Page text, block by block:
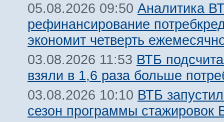
05.08.2026 09:50 Аналитика
рефинансирование
экономит четверть
03.08.2026 11:53 ВТБ
взяли в 1,6 раза больше
03.08.2026 10:10 ВТБ
сезон программы